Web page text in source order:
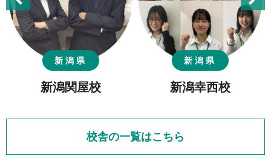
新潟県
新潟関屋校
新潟県
新潟幸西校
校舎の一覧はこちら